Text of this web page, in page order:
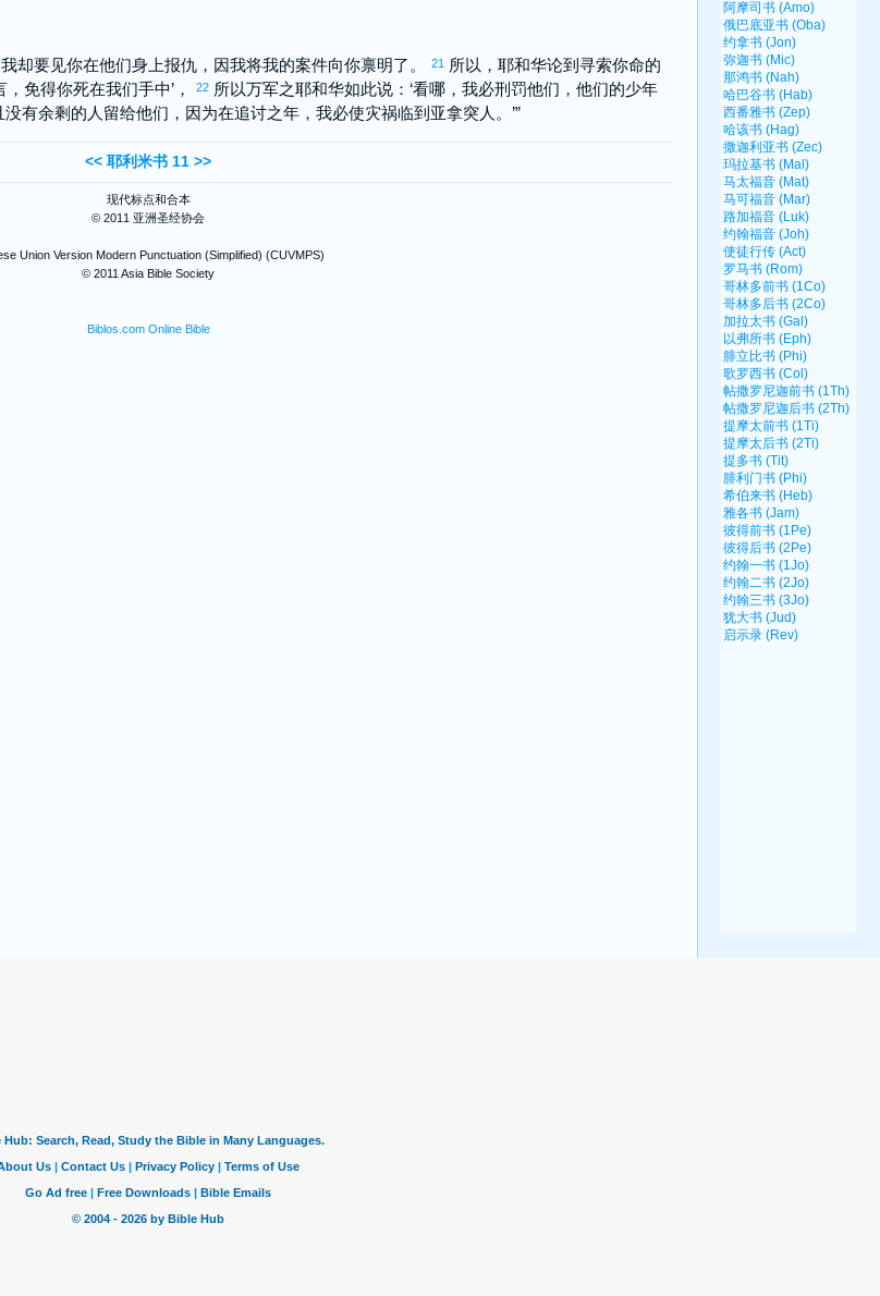
却要见你在他们身上报仇，因我将我的案件向你禀明了。 21
所以，耶和华论到寻索你命的
免得你死在我们手中’， 22 所以万军之耶和华如此说：‘看哪，我必刑罚他们，他们的少年
没有余剩的人留给他们，因为在追讨之年，我必使灾祸临到 亚拿突人。’”
<< 耶利米书 11 >>
现代标点和合本
© 2011 亚洲圣经协会
Union Version Modern Punctuation (Simplified) (CUVMPS)
© 2011 Asia Bible Society
Biblos.com Online Bible